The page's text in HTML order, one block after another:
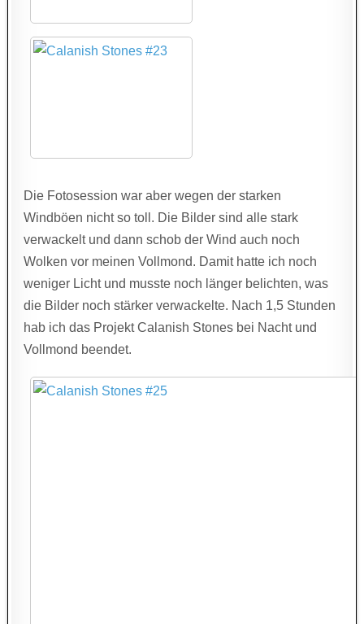
Die Fotosession war aber wegen der starken
Windböen nicht so toll. Die Bilder sind alle stark
verwackelt und dann schob der Wind auch noch
Wolken vor meinen Vollmond. Damit hatte ich noch
weniger Licht und musste noch länger belichten, was
die Bilder noch stärker verwackelte. Nach 1,5 Stunden
hab ich das Projekt Calanish Stones bei Nacht und
Vollmond beendet.